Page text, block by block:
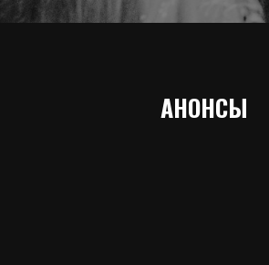
АНОНСЫ